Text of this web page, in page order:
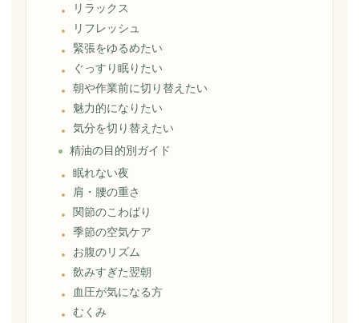
リラックス
リフレッシュ
緊張をゆるめたい
ぐっすり眠りたい
朝や作業前に切り替えたい
魅力的になりたい
気分を切り替えたい
精油の目的別ガイド
眠れない夜
肩・腰の重さ
関節のこわばり
季節の空気ケア
お腹のリズム
飲みすぎた翌朝
血圧が気になる方
むくみ